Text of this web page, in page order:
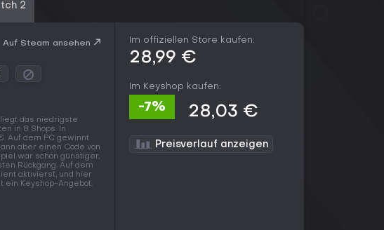
2
Auf Steam ansehen
liegt das niedrigste
in 8 Shops. In
Auf dem PC gewinnt
aber einen Code von
war schon günstiger,
Rückgang. Auf dem
aktivierst, und hier
ein Keyshop-Angebot.
Im offiziellen Store kaufen:
28,99 €
Im Keyshop kaufen:
-7% 28,03 €
Preisverlauf anzeigen